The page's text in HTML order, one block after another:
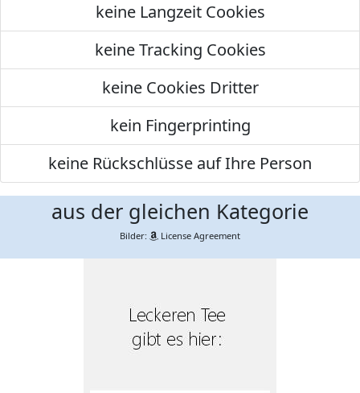
keine Langzeit Cookies
keine Tracking Cookies
keine Cookies Dritter
kein Fingerprinting
keine Rückschlüsse auf Ihre Person
aus der gleichen Kategorie
Bilder: License Agreement